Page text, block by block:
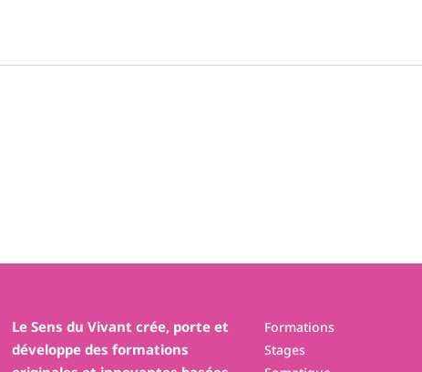
Le Sens du Vivant crée, porte et
développe des formations
Formations
Stages